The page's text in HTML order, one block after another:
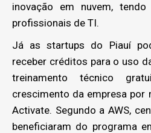
inovação em nuvem,
profissionais de TI.
Já as startups do Piauí
receber créditos para o uso
treinamento técnico
crescimento da empresa por
Activate. Segundo a AWS,
beneficiaram do programa